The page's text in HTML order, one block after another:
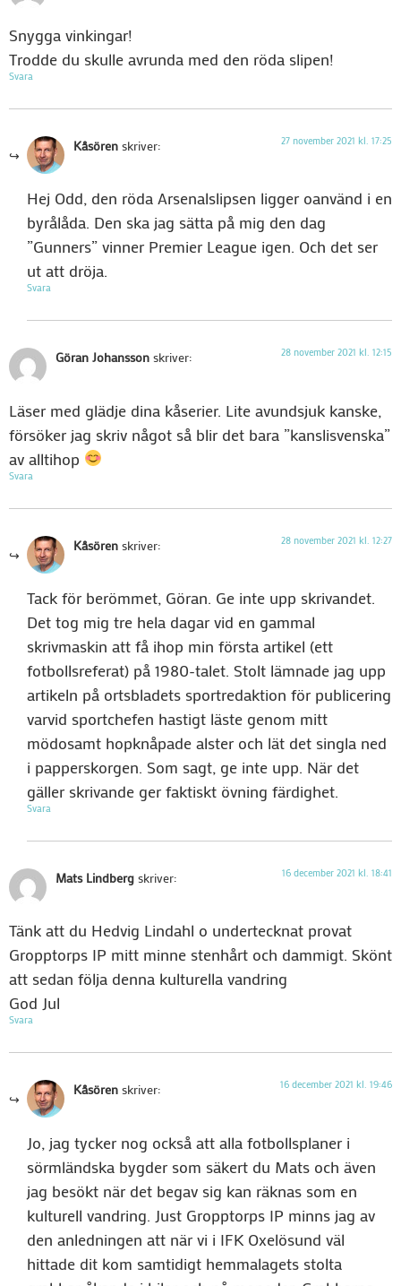
Snygga vinkingar!
Trodde du skulle avrunda med den röda slipen!
Svara
Kåsören skriver: 27 november 2021 kl. 17:25
Hej Odd, den röda Arsenalslipsen ligger oanvänd i en
byrålåda. Den ska jag sätta på mig den dag
”Gunners” vinner Premier League igen. Och det ser
ut att dröja.
Svara
Göran Johansson skriver: 28 november 2021 kl. 12:15
Läser med glädje dina kåserier. Lite avundsjuk kanske,
försöker jag skriv något så blir det bara ”kanslisvenska”
av alltihop
Svara
Kåsören skriver: 28 november 2021 kl. 12:27
Tack för berömmet, Göran. Ge inte upp skrivandet.
Det tog mig tre hela dagar vid en gammal
skrivmaskin att få ihop min första artikel (ett
fotbollsreferat) på 1980-talet. Stolt lämnade jag upp
artikeln på ortsbladets sportredaktion för publicering
varvid sportchefen hastigt läste genom mitt
mödosamt hopknåpade alster och lät det singla ned
i papperskorgen. Som sagt, ge inte upp. När det
gäller skrivande ger faktiskt övning färdighet.
Svara
Mats Lindberg skriver: 16 december 2021 kl. 18:41
Tänk att du Hedvig Lindahl o undertecknat provat
Gropptorps IP mitt minne stenhårt och dammigt. Skönt
att sedan följa denna kulturella vandring
God Jul
Svara
Kåsören skriver: 16 december 2021 kl. 19:46
Jo, jag tycker nog också att alla fotbollsplaner i
sörmländska bygder som säkert du Mats och även
jag besökt när det begav sig kan räknas som en
kulturell vandring. Just Gropptorps IP minns jag av
den anledningen att när vi i IFK Oxelösund väl
hittade dit kom samtidigt hemmalagets stolta